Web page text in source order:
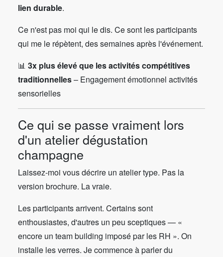
lien durable.
Ce n'est pas moi qui le dis. Ce sont les participants
qui me le répètent, des semaines après l'événement.
📊 3x plus élevé que les activités compétitives
traditionnelles– Engagement émotionnel activités
sensorielles
Ce qui se passe vraiment lors
d'un atelier dégustation
champagne
Laissez-moi vous décrire un atelier type. Pas la
version brochure. La vraie.
Les participants arrivent. Certains sont
enthousiastes, d'autres un peu sceptiques — «
encore un team building imposé par les RH ». On
installe les verres. Je commence à parler du